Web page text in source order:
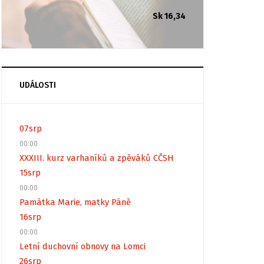
Sk 16,34
UDÁLOSTI
07srp
00:00
XXXIII. kurz varhaníků a zpěváků CČSH
15srp
00:00
Památka Marie, matky Páně
16srp
00:00
Letní duchovní obnovy na Lomci
26srp